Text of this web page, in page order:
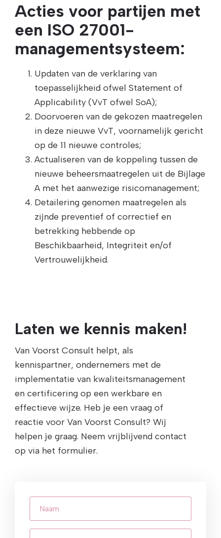
Acties voor partijen met
een ISO 27001-
managementsysteem:
Updaten van de verklaring van
toepasselijkheid ofwel Statement of
Applicability (VvT ofwel SoA);
Doorvoeren van de gekozen maatregelen
in deze nieuwe VvT, voornamelijk gericht
op de 11 nieuwe controles;
Actualiseren van de koppeling tussen de
nieuwe beheersmaatregelen uit de Bijlage
A met het aanwezige risicomanagement;
Detailering genomen maatregelen als
zijnde preventief of correctief en
betrekking hebbende op
Beschikbaarheid, Integriteit en/of
Vertrouwelijkheid.
Laten we kennis maken!
Van Voorst Consult helpt, als
kennispartner, ondernemers met de
implementatie van kwaliteitsmanagement
en certificering op een werkbare en
effectieve wijze. Heb je een vraag of
reactie voor Van Voorst Consult? Wij
helpen je graag. Neem vrijblijvend contact
op via het formulier.